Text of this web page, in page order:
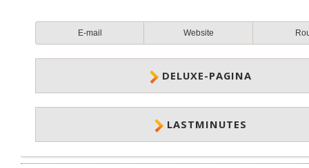
E-mail Website
DELUXE-PAGINA
LASTMINUTES